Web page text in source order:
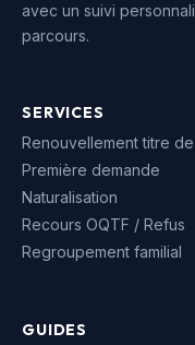
avec un suivi
parcours.
SERVICES
Renouvellement titre
Première demande
Naturalisation
Recours OQTF / Refus
Regroupement familial
GUIDES